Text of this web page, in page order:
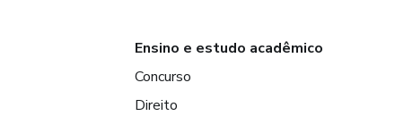
Ensino e estudo acadêmico
Concurso
Direito